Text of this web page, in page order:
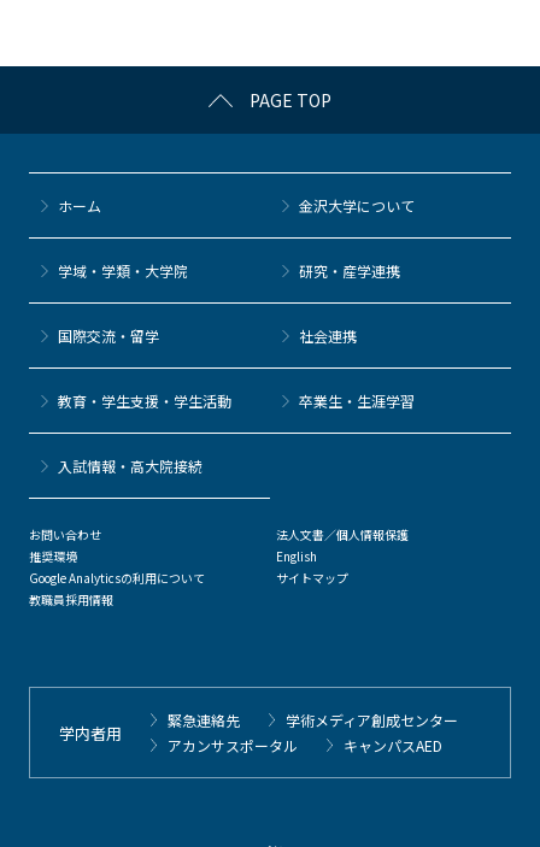
k
PAGE TOP
ホーム 金沢大学について
学域・学類・大学院 研究・産学連携
国際交流・留学 社会連携
教育・学生支援・学生活動 卒業生・生涯学習
⼊試情報・高大院接続
お問い合わせ
推奨環境
Google Analyticsの利用について
教職員採用情報
法人文書／個人情報保護
English
サイトマップ
学内者用
緊急連絡先
学術メディア創成センター
アカンサスポータル
キャンパスAED